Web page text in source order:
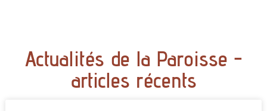
Actualités de la Paroisse -
articles récents